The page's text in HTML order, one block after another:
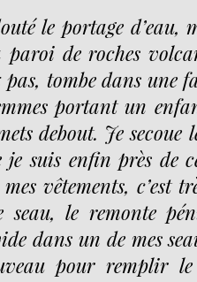
le portage d’eau,
paroi de roches
tombe dans une
portant un
debout. Je secoue
suis enfin près de
vêtements, c’est
seau, le remonte
dans un de mes
pour remplir le